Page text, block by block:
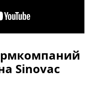
Sinovac